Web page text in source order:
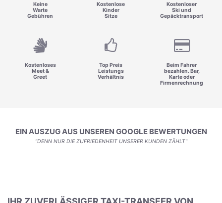
Keine
Warte
Gebühren
Kostenlose
Kinder
Sitze
Kostenloser
Ski und
Gepäcktransport
Kostenloses
Meet &
Greet
Top Preis
Leistungs
Verhältnis
Beim Fahrer
bezahlen. Bar,
Karte oder
Firmenrechnung
EIN AUSZUG AUS UNSEREN GOOGLE BEWERTUNGEN
"DENN NUR DIE ZUFRIEDENHEIT UNSERER KUNDEN ZÄHLT"